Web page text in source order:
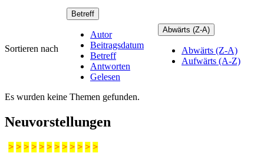
Sortieren nach
Betreff
Autor
Beitragsdatum
Betreff
Antworten
Gelesen
Abwärts (Z-A)
Abwärts (Z-A)
Aufwärts (A-Z)
Es wurden keine Themen gefunden.
Neuvorstellungen
> > > > > > > > > > > >